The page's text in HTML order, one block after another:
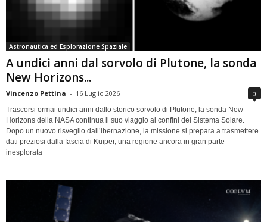
Astronautica ed Esplorazione Spaziale
A undici anni dal sorvolo di Plutone, la sonda
New Horizons...
Vincenzo Pettina - 16 Luglio 2026 0
Trascorsi ormai undici anni dallo storico sorvolo di Plutone, la sonda New
Horizons della NASA continua il suo viaggio ai confini del Sistema Solare.
Dopo un nuovo risveglio dall’ibernazione, la missione si prepara a trasmettere
dati preziosi dalla fascia di Kuiper, una regione ancora in gran parte
inesplorata